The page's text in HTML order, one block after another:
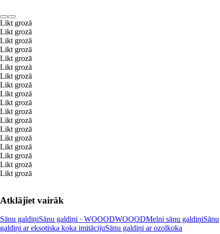
Likt grozā
Likt grozā
Likt grozā
Likt grozā
Likt grozā
Likt grozā
Likt grozā
Likt grozā
Likt grozā
Likt grozā
Likt grozā
Likt grozā
Likt grozā
Likt grozā
Likt grozā
Likt grozā
Likt grozā
Likt grozā
Atklājiet vairāk
Sānu galdiņiSānu galdiņi · WOOODWOOODMelni sānu galdiņiSānu
galdiņi ar eksotiska koka imitācijuSānu galdiņi ar ozolkoka